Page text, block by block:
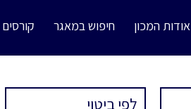
אודות המכון חיפוש במאגר קורסים